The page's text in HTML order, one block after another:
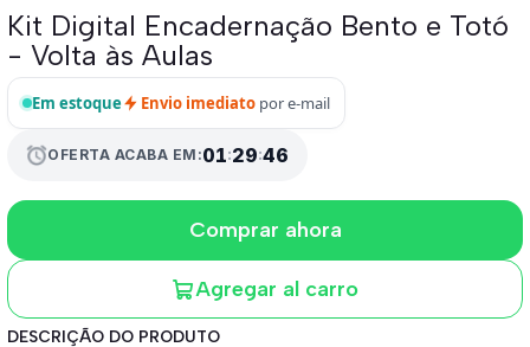
Kit Digital Encadernação Bento e Totó
- Volta às Aulas
Em estoque Envio imediato por e-mail
alarmOFERTA ACABA EM:01:29:46
Agregar al carro
Comprar ahora
DESCRIÇÃO DO PRODUTO